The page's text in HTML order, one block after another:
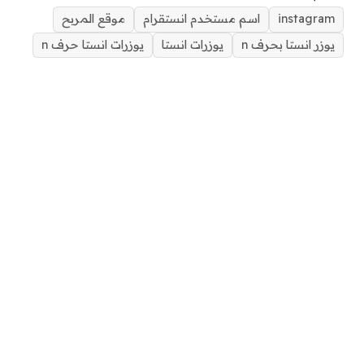
instagram
اسم مستخدم انستقرام
موقع المربح
يوزر انستا بحرف n
يوزرات انستا يوزرات انستا حرف n